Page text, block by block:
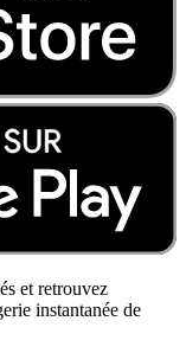
et retrouvez
instantanée de